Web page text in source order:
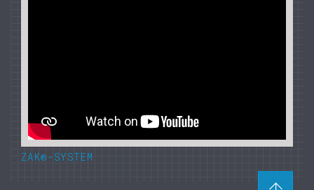
ZAK®-SYSTEM